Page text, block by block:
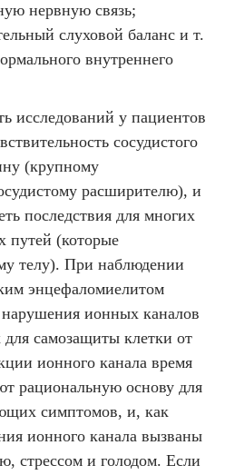
нервную связь;
слуховой баланс и т.
внутреннего
исследований у пациентов
сосудистого
(крупному
расширителю), и
последствия для многих
путей (которые
телу). При наблюдении
энцефаломиелитом
нарушения ионных каналов
самозащиты клетки от
ионного канала время
рациональную основу для
симптомов, и, как
ионного канала вызваны
стрессом и голодом. Если